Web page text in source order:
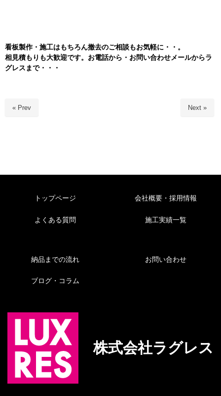
看板製作・施工はもちろん撤去のご相談もお気軽に・・。
相見積もりも大歓迎です。お電話から・お問い合わせメールからラ
グレスまで・・・
« Prev Next »
トップページ
よくある質問
会社概要・採用情報
施工実績一覧
納品までの流れ
ブログ・コラム
お問い合わせ
株式会社ラグレス